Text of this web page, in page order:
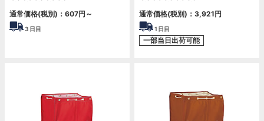
通常価格(税別)： 607円 ～
3 日目
通常価格(税別)： 3,921円
1 日目
一部当日出荷可能